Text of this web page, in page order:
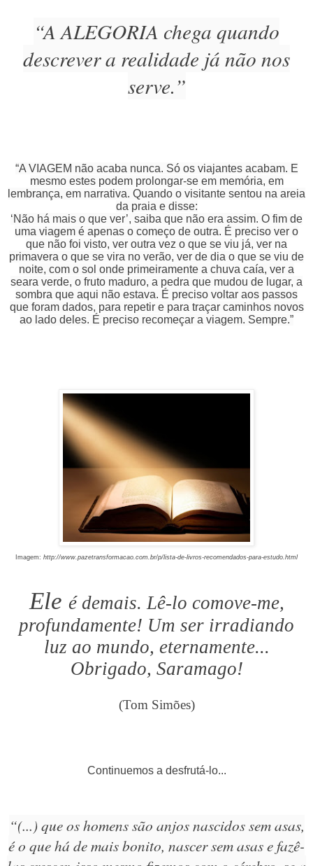
“A ALEGORIA chega quando
descrever a realidade já não nos
serve.”
“A VIAGEM não acaba nunca. Só os viajantes acabam. E
mesmo estes podem prolongar-se em memória, em
lembrança, em narrativa. Quando o visitante sentou na areia
da praia e disse:
‘Não há mais o que ver’, saiba que não era assim. O fim de
uma viagem é apenas o começo de outra. É preciso ver o
que não foi visto, ver outra vez o que se viu já, ver na
primavera o que se vira no verão, ver de dia o que se viu de
noite, com o sol onde primeiramente a chuva caía, ver a
seara verde, o fruto maduro, a pedra que mudou de lugar, a
sombra que aqui não estava. É preciso voltar aos passos
que foram dados, para repetir e para traçar caminhos novos
ao lado deles. É preciso recomeçar a viagem. Sempre.”
Imagem: http://www.pazetransformacao.com.br/p/lista-de-livros-recomendados-para-estudo.html
Ele é demais. Lê-lo comove-me,
profundamente! Um ser irradiando
luz ao mundo, eternamente...
Obrigado, Saramago!
(Tom Simões)
Continuemos a desfrutá-lo...
“(...) que os homens são anjos nascidos sem asas,
é o que há de mais bonito, nascer sem asas e fazê-